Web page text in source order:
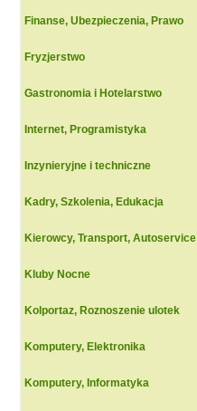
Finanse, Ubezpieczenia, Prawo
Fryzjerstwo
Gastronomia i Hotelarstwo
Internet, Programistyka
Inzynieryjne i techniczne
Kadry, Szkolenia, Edukacja
Kierowcy, Transport, Autoservice
Kluby Nocne
Kolportaz, Roznoszenie ulotek
Komputery, Elektronika
Komputery, Informatyka